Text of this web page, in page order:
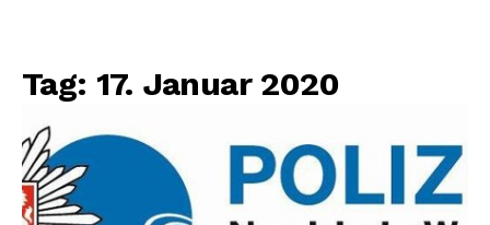
Tag: 17. Januar 2020